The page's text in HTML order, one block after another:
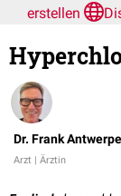
erstellen
Dr. Frank
Arzt | Ärztin